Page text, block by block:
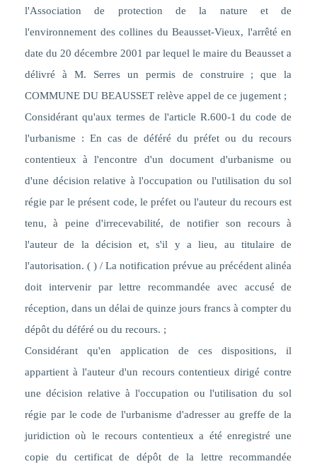
l'Association de protection de la nature et de
l'environnement des collines du Beausset-Vieux, l'arrêté en
date du 20 décembre 2001 par lequel le maire du Beausset a
délivré à M. Serres un permis de construire ; que la
COMMUNE DU BEAUSSET relève appel de ce jugement ;
Considérant qu'aux termes de l'article R.600-1 du code de
l'urbanisme : En cas de déféré du préfet ou du recours
contentieux à l'encontre d'un document d'urbanisme ou
d'une décision relative à l'occupation ou l'utilisation du sol
régie par le présent code, le préfet ou l'auteur du recours est
tenu, à peine d'irrecevabilité, de notifier son recours à
l'auteur de la décision et, s'il y a lieu, au titulaire de
l'autorisation. ( ) / La notification prévue au précédent alinéa
doit intervenir par lettre recommandée avec accusé de
réception, dans un délai de quinze jours francs à compter du
dépôt du déféré ou du recours. ;
Considérant qu'en application de ces dispositions, il
appartient à l'auteur d'un recours contentieux dirigé contre
une décision relative à l'occupation ou l'utilisation du sol
régie par le code de l'urbanisme d'adresser au greffe de la
juridiction où le recours contentieux a été enregistré une
copie du certificat de dépôt de la lettre recommandée